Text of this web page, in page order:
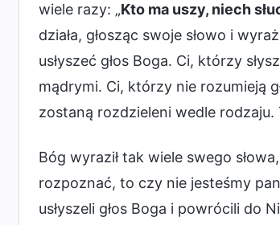
wiele razy: „Kto ma uszy, niech
działa, głosząc swoje słowo i
usłyszeć głos Boga. Ci, którzy
mądrymi. Ci, którzy nie rozumieją
zostaną rozdzieleni wedle
Bóg wyraził tak wiele swego
rozpoznać, to czy nie jesteśmy
usłyszeli głos Boga i powrócili do